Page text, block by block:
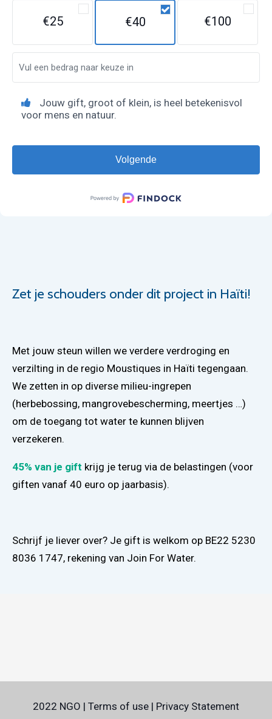
Zet je schouders onder dit project in Haïti!
Met jouw steun willen we verdere verdroging en
verzilting in de regio Moustiques in Haïti tegengaan.
We zetten in op diverse milieu-ingrepen
(herbebossing, mangrovebescherming, meertjes …)
om de toegang tot water te kunnen blijven
verzekeren.
45% van je gift krijg je terug via de belastingen (voor
giften vanaf 40 euro op jaarbasis).
Schrijf je liever over? Je gift is welkom op BE22 5230
8036 1747, rekening van Join For Water.
€25 €40 €100
Jouw gift, groot of klein, is heel betekenisvol
voor mens en natuur.
2022 NGO | Terms of use | Privacy Statement